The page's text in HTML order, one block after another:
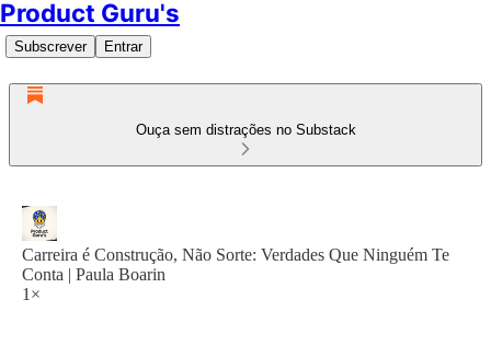
Product Guru's
Subscrever Entrar
Ouça sem distrações no Substack
Carreira é Construção, Não Sorte: Verdades Que Ninguém Te
Conta | Paula Boarin
1×